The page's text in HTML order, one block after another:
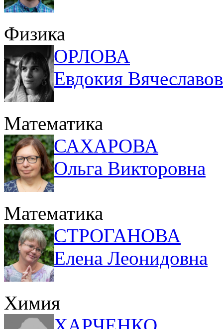
Физика
ОРЛОВА
Евдокия
Математика
САХАРОВА
Ольга Викторовна
Математика
СТРОГАНОВА
Елена Леонидовна
Химия